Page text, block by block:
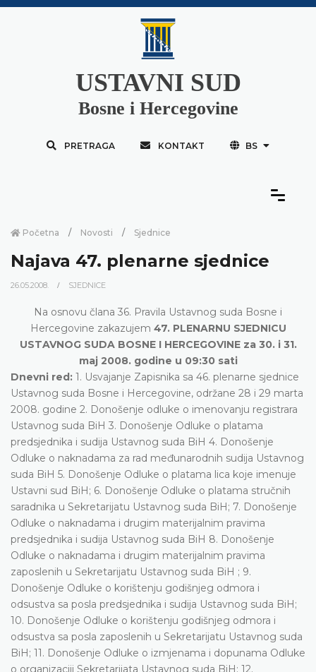
USTAVNI SUD
Bosne i Hercegovine
PRETRAGA KONTAKT BS
Početna Novosti Sjednice
Najava 47. plenarne sjednice
26.05.2008. SJEDNICE
Na osnovu člana 36. Pravila Ustavnog suda Bosne i
Hercegovine zakazujem 47. PLENARNU SJEDNICU
USTAVNOG SUDA BOSNE I HERCEGOVINE za 30. i 31.
maj 2008. godine u 09:30 sati
Dnevni red: 1. Usvajanje Zapisnika sa 46. plenarne sjednice
Ustavnog suda Bosne i Hercegovine, održane 28 i 29 marta
2008. godine 2. Donošenje odluke o imenovanju registrara
Ustavnog suda BiH 3. Donošenje Odluke o platama
predsjednika i sudija Ustavnog suda BiH 4. Donošenje
Odluke o naknadama za rad međunarodnih sudija Ustavnog
suda BiH 5. Donošenje Odluke o platama lica koje imenuje
Ustavni sud BiH; 6. Donošenje Odluke o platama stručnih
saradnika u Sekretarijatu Ustavnog suda BiH; 7. Donošenje
Odluke o naknadama i drugim materijalnim pravima
predsjednika i sudija Ustavnog suda BiH 8. Donošenje
Odluke o naknadama i drugim materijalnim pravima
zaposlenih u Sekretarijatu Ustavnog suda BiH ; 9.
Donošenje Odluke o korištenju godišnjeg odmora i
odsustva sa posla predsjednika i sudija Ustavnog suda BiH;
10. Donošenje Odluke o korištenju godišnjeg odmora i
odsustva sa posla zaposlenih u Sekretarijatu Ustavnog suda
BiH; 11. Donošenje Odluke o izmjenama i dopunama Odluke
o organizaciji Sekretarijata Ustavnog suda BiH; 12.